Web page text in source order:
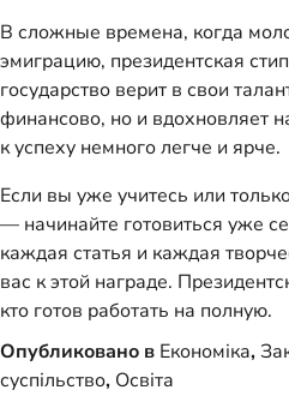
В сложные времена, когда
эмиграцию, президентская
государство верит в свои
финансово, но и вдохновляет
к успеху немного легче и ярче.
Если вы уже учитесь или
— начинайте готовиться уже
каждая статья и каждая
вас к этой награде.
кто готов работать на полную.
Опубликовано в Економіка,
суспільство, Освіта